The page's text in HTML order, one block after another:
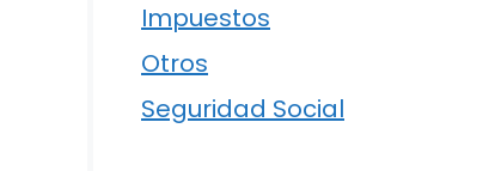
Impuestos
Otros
Seguridad Social